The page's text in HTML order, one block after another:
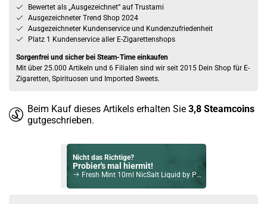
Bewertet als „Ausgezeichnet” auf Trustami
Ausgezeichneter Trend Shop 2024
Ausgezeichneter Kundenservice und Kundenzufriedenheit
Platz 1 Kundenservice aller E-Zigarettenshops
Sorgenfrei und sicher bei Steam-Time einkaufen
Mit über 25.000 Artikeln und 6 Filialen sind wir seit 2015 Dein Shop für E-
Zigaretten, Spirituosen und Imported Sweets.
Beim Kauf dieses Artikels erhalten Sie 3,8 Steamcoins
gutgeschrieben.
Nicht das Richtige?
Probier's mal hiermit!
Fresh Mint 10ml NicSalt Liquid by Pod Salt 11mg